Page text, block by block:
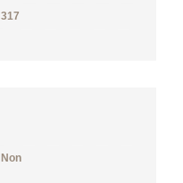
317
Non